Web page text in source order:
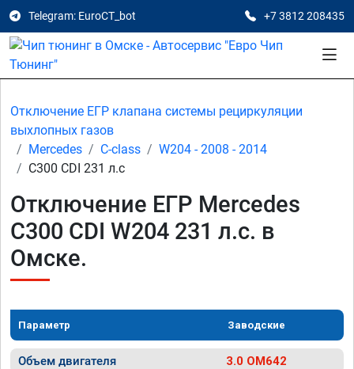
Telegram: EuroCT_bot +7 3812 208435
Отключение ЕГР клапана системы рециркуляции
выхлопных газов
Mercedes
C-class
W204 - 2008 - 2014
C300 CDI 231 л.с
Отключение ЕГР Mercedes
C300 CDI W204 231 л.с. в
Омске.
Параметр Заводские
Объем двигателя 3.0 OM642